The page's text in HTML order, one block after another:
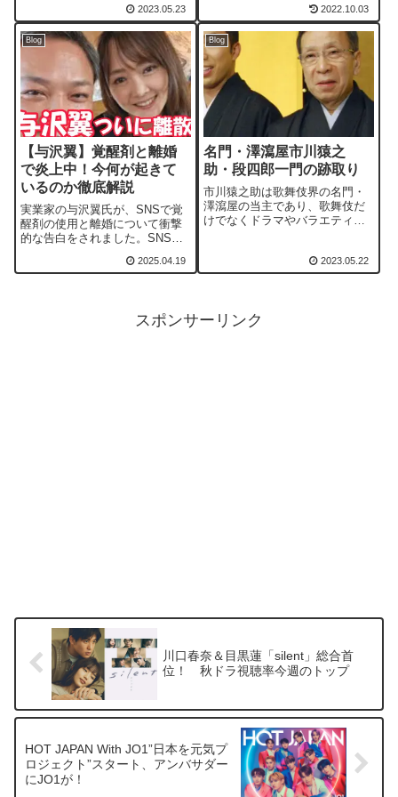
はいっぱいだそうです。2023.05.23 2022.10.03
Blog
【与沢翼】覚醒剤と離婚
で炎上中！今何が起きて
いるのか徹底解説
実業家の与沢翼氏が、SNSで覚
醒剤の使用と離婚について衝撃
的な告白をされました。SNSの
て、仕事を辞めてタイに移住
2025.04.19
Blog
名門・澤瀉屋市川猿之
助・段四郎一門の跡取り
市川猿之助は歌舞伎界の名門・
澤瀉屋の当主であり、歌舞伎だ
けでなくドラマやバラエティで
発見され一家心中を図ったと見
られる事件が発生しました。市
2023.05.22
スポンサーリンク
川口春奈＆目黒蓮「silent」総合首
位！ 秋ドラ視聴率今週のトップ
HOT JAPAN With JO1”日本を元気プ
ロジェクト”スタート、アンバサダー
にJO1が！